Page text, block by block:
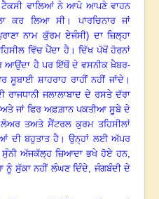
ਵਾਲਿਆਂ ਨੇ ਆਪੋ ਆਪਣੇ ਵਾਹਨ
ਕਰ ਲਿਆ ਸੀ। ਪਾਰਚਿਨਾਰ ਜਾਂ
ਨਾਮ ਕੁੱਰਮ ਏਜੰਸੀ) ਦਾ ਜ਼ਿਲ੍ਹਾ
ਵਿੱਚ ਪੈਂਦਾ ਹੈ। ਦਿੱਖ ਪੱਖੋਂ ਹੋਰਨਾਂ
ਆਉਂਦਾ ਹੈ ਪਰ ਇੱਥੋਂ ਦੇ ਵਸਨੀਕ ਖ਼ੈਬਰ-
ਸੂਬਾਈ ਸ਼ਾਹਰਾਹ ਰਾਹੀਂ ਨਹੀਂ ਜਾਂਦੇ ।
ਜਲਾਲਾਬਾਦ ਦੇ ਰਸਤੇ ਦੱਰਾ
ਜਾਂ ਫਿਰ ਅਫ਼ਗ਼ਾਨ ਪਕਤੀਆ ਸੂਬੇ ਦੇ
ਲੋਅਰ ਤਅਤੇ ਸੈਂਟਰਲ ਕੁਰਮ ਤਹਿਸੀਲਾਂ
ਦੀ ਬਹੁਤਾਤ ਹੈ ।ਉਨ੍ਹਾਂ ਲਈ ਅੱਪਰ
ਸੁੰਨੀ ਅੱਜਕੱਲ੍ਹ ਜ਼ਿਆਦਾ ਭਖੇ ਹੋਏ ਹਨ,
ਸੁੱਕਾ ਨਹੀਂ ਲੰਘਣ ਦਿੰਦੇ, ਜੰਗਬੰਦੀ ਦੇ